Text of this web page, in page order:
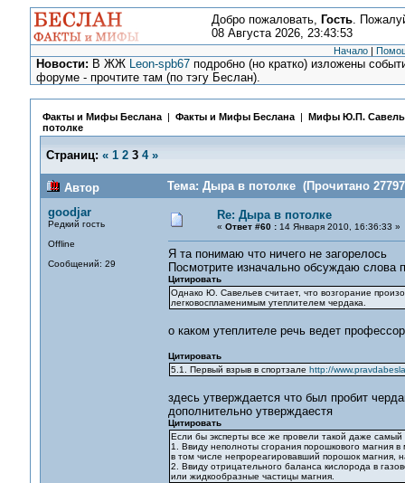
Добро пожаловать, Гость.
08 Августа 2026, 23:43:53
Начало |
Новости: В ЖЖ Leon-spb67 подробно (но кратко) изложены
форуме - прочтите там (по тэгу Беслан).
Факты и Мифы Беслана| Факты и Мифы Беслана| Мифы Ю.П.
потолке
Страниц: « 1 2 3 4 »
Автор
Тема: Дыра в потолке (Прочитано
goodjar
Редкий гость
Offline
Сообщений: 29
Re: Дыра в потолке
« Ответ #60 :14 Января 2010, 16:36:33 »
Я та понимаю что ничего не загорелось
Посмотрите изначально обсуждаю слова
Цитировать
Однако Ю. Савельев считает, что возгорание
легковоспламенимым утеплителем чердака.
о каком утеплителе речь ведет
Цитировать
5.1. Первый взрыв в спортзале http://
здесь утверждается что был пробит
дополнительно утверждаестя
Цитировать
Если бы эксперты все же провели такой даже
1. Ввиду неполноты сгорания порошкового магния
в том числе непрореагировавший порошок магния,
2. Ввиду отрицательного баланса кислорода в
или жидкообразные частицы магния.